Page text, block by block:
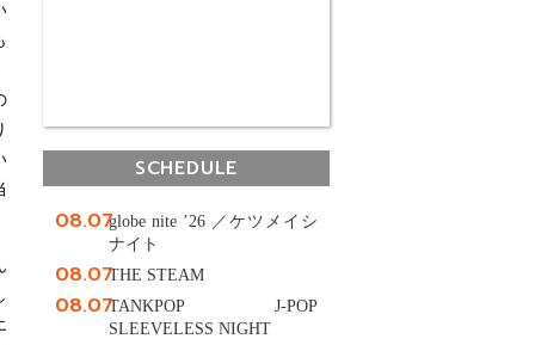
SCHEDULE
08.07globe nite ’26 ／ケツメイシ
ナイト
08.07THE STEAM
08.07TANKPOP J-POP
SLEEVELESS NIGHT